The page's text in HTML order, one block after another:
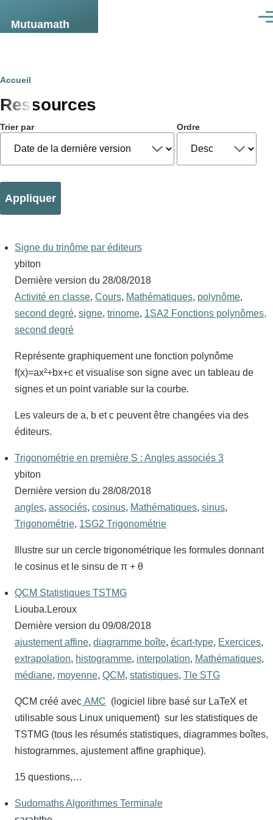
Mutuamath
Fil
d'Ariane
Accueil
Ressources
Trier par Ordre
Signe du trinôme par éditeurs
ybiton
Dernière version du 28/08/2018
Activité en classe, Cours, Mathématiques, polynôme,
second degré, signe, trinome, 1SA2 Fonctions polynômes,
second degré
Représente graphiquement une fonction polynôme
f(x)=ax²+bx+c et visualise son signe avec un tableau de
signes et un point variable sur la courbe.
Les valeurs de a, b et c peuvent être changées via des
éditeurs.
Trigonométrie en première S : Angles associés 3
ybiton
Dernière version du 28/08/2018
angles, associés, cosinus, Mathématiques, sinus,
Trigonométrie, 1SG2 Trigonométrie
Illustre sur un cercle trigonométrique les formules donnant
le cosinus et le sinsu de π + θ
QCM Statistiques TSTMG
Liouba.Leroux
Dernière version du 09/08/2018
ajustement affine, diagramme boîte, écart-type, Exercices,
extrapolation, histogramme, interpolation, Mathématiques,
médiane, moyenne, QCM, statistiques, Tle STG
QCM créé avec AMC (logiciel libre basé sur LaTeX et
utilisable sous Linux uniquement) sur les statistiques de
TSTMG (tous les résumés statistiques, diagrammes boîtes,
histogrammes, ajustement affine graphique).
15 questions,…
Sudomaths Algorithmes Terminale